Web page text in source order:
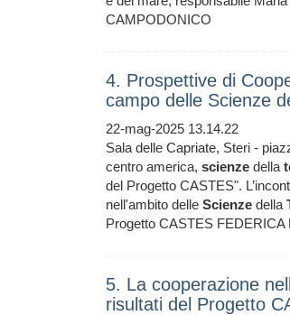
CAMPODONICO
4. Prospettive di
campo delle Scienze
22-mag-2025 13.14.22
Sala delle Capriate, Steri -
centro america, scienze della
del Progetto CASTES".
nell'ambito delle Scienze della
Progetto CASTES FEDERICA
5. La cooperazione
risultati del Progetto